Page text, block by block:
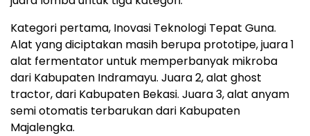
Kategori pertama, Inovasi Teknologi Tepat Guna.
Alat yang diciptakan masih berupa prototipe, juara 1
alat fermentator untuk memperbanyak mikroba
dari Kabupaten Indramayu. Juara 2, alat ghost
tractor, dari Kabupaten Bekasi. Juara 3, alat anyam
semi otomatis terbarukan dari Kabupaten
Majalengka.